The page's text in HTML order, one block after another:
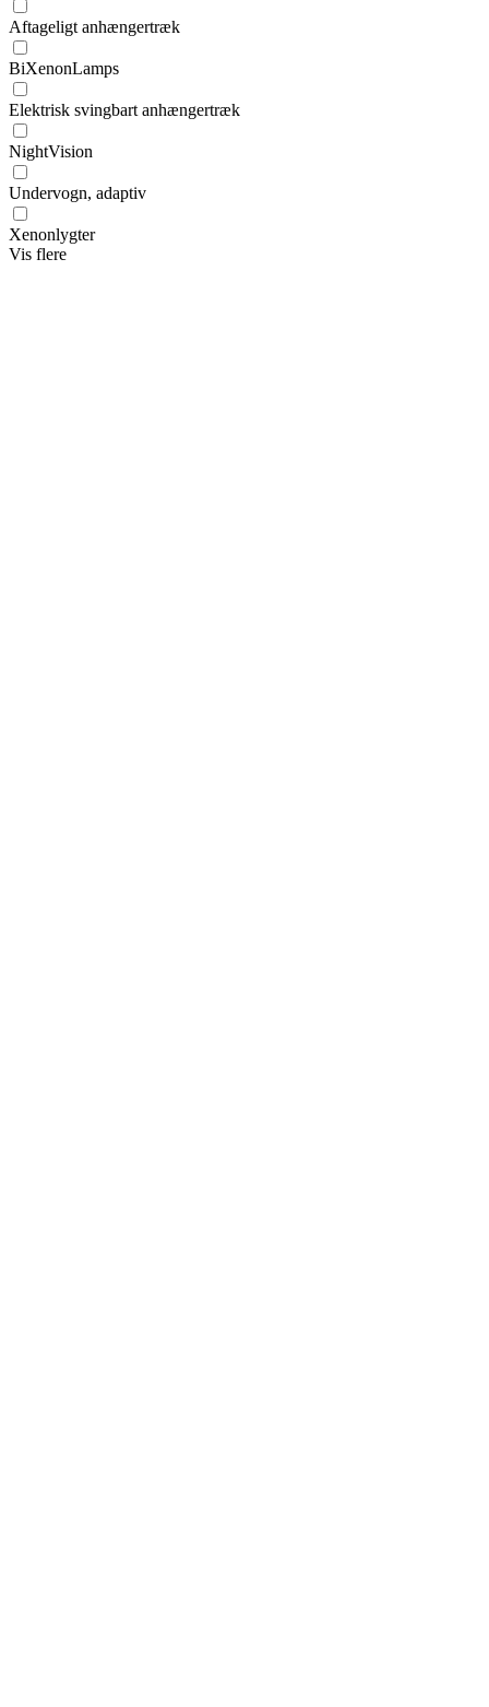
Aftageligt anhængertræk
BiXenonLamps
Elektrisk svingbart anhængertræk
NightVision
Undervogn, adaptiv
Xenonlygter
Vis flere